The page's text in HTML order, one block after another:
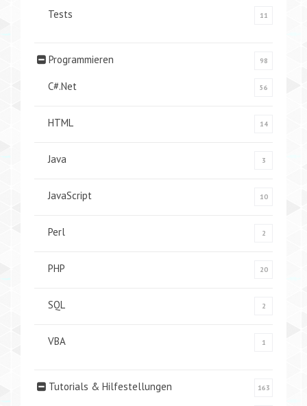
Tests 11
Programmieren 98
C#.Net 56
HTML 14
Java 3
JavaScript 10
Perl 2
PHP 20
SQL 2
VBA 1
Tutorials & Hilfestellungen 163